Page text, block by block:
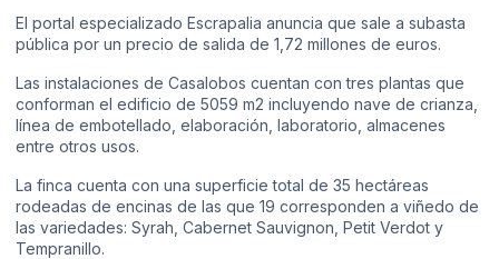
El portal especializado Escrapalia anuncia que sale a subasta
pública por un precio de salida de 1,72 millones de euros.
Las instalaciones de Casalobos cuentan con tres plantas que
conforman el edificio de 5059 m2 incluyendo nave de crianza,
línea de embotellado, elaboración, laboratorio, almacenes
entre otros usos.
La finca cuenta con una superficie total de 35 hectáreas
rodeadas de encinas de las que 19 corresponden a viñedo de
las variedades: Syrah, Cabernet Sauvignon, Petit Verdot y
Tempranillo.